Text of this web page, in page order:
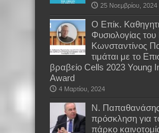
25 Νοεμβρίου, 2024
Ο Επίκ.
Φυσιολογίας
Κωνσταντίνος
τιμάται με το
βραβείο Cells 2023 Young
Award
4 Μαρτίου, 2024
Ν.
πρόσκληση για
πάρκο